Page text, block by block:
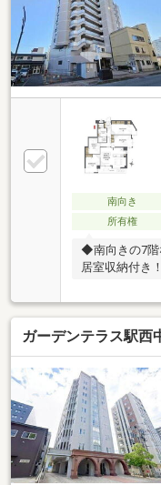
南向き
所有権
◆南向きの7階
居室収納付き！
ガーデンテラス駅西